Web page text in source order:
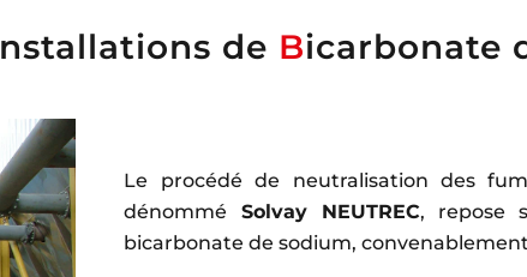
nstallations de Bicarbonate
Le procédé de neutralisation des
dénommé Solvay NEUTREC, repose
bicarbonate de sodium,